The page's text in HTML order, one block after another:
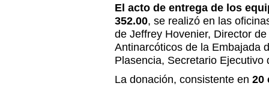
El acto de entrega de los
352.00, se realizó en las
de Jeffrey Hovenier, Director
Antinarcóticos de la Embajada
Plasencia, Secretario Ejecutivo
La donación, consistente en 20